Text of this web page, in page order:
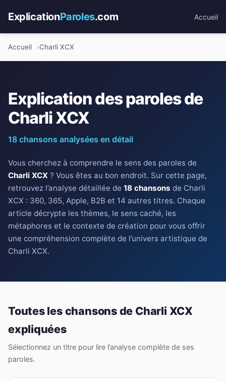
ExplicationParoles.com Accueil
Accueil Charli XCX
Explication des paroles de
Charli XCX
18 chansons analysées en détail
Vous cherchez à comprendre le sens des paroles de
Charli XCX ? Vous êtes au bon endroit. Sur cette page,
retrouvez l’analyse détaillée de 18 chansons de Charli
XCX : 360, 365, Apple, B2B et 14 autres titres. Chaque
article décrypte les thèmes, le sens caché, les
métaphores et le contexte de création pour vous offrir
une compréhension complète de l’univers artistique de
Charli XCX.
Toutes les chansons de Charli XCX
expliquées
Sélectionnez un titre pour lire l’analyse complète de ses
paroles.